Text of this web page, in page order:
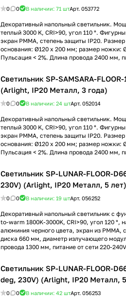
0 0 В наличии: 71 штАрт. 053772
Декоративный напольный светильник.
теплый 3000 K, CRI>90, угол 110 °.
экран PMMA, степень защиты IP20.
основания: Ø120 x 200 мм; размер ножки:
Пульсация < 2%. Длина провода 2400 мм,
Светильник SP-SAMSARA-
(Arlight, IP20 Металл, 3 года)
0 0 В наличии: 24 штАрт. 052014
Декоративный напольный светильник.
теплый 3000 K, CRI>90, угол 110 °.
экран PMMA, степень защиты IP20.
основания: Ø120 x 200 мм; размер ножки:
Пульсация < 2%. Длина провода 2400 мм,
Светильник SP-LUNAR-FLOOR-
230V) (Arlight, IP20 Металл, 5 лет)
0 0 В наличии: 19 штАрт. 056252
Декоративный напольный светильник с
to-warm 1800K-3000K, CRI>90, угол 120 °,
алюминия черного цвета, экран из
диска 660 мм, диаметр излучающего
провода 1300 мм, питание от сети 220-
Светильник SP-LUNAR-FLOOR-
deg, 230V) (Arlight, IP20 Металл,
0 0 В наличии: 42 штАрт. 056253